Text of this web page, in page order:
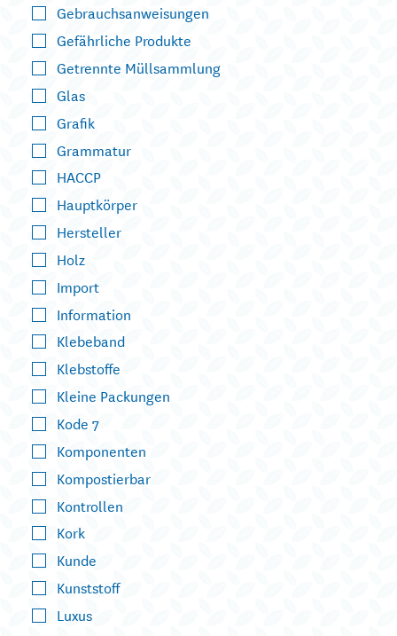
Gebrauchsanweisungen
Gefährliche Produkte
Getrennte Müllsammlung
Glas
Grafik
Grammatur
HACCP
Hauptkörper
Hersteller
Holz
Import
Information
Klebeband
Klebstoffe
Kleine Packungen
Kode 7
Komponenten
Kompostierbar
Kontrollen
Kork
Kunde
Kunststoff
Luxus